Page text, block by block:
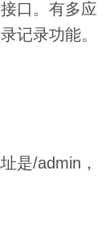
口。有多应
记录功能。
是/admin，